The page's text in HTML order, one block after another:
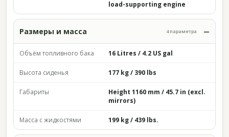
load-supporting engine
Размеры и масса 4 параметра
Объём топливного бака 16 Litres / 4.2 US gal
Высота сиденья 177 kg / 390 lbs
Габариты
Height 1160 mm / 45.7 in (excl.
mirrors)
Масса с жидкостями 199 kg / 439 lbs.